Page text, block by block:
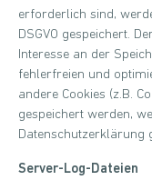
erforderlich sind,
DSGVO gespeichert.
Interesse an der
fehlerfreien und
andere Cookies (z.B.
gespeichert werden,
Datenschutzerklärung
Server-Log-Dateien